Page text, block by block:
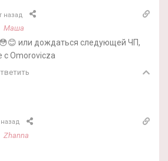
назад
Маша
или дождаться следующей ЧП,
с Omorovicza
Zhanna